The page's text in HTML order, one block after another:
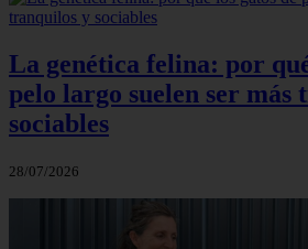
La genética felina: por
pelo largo suelen ser más
sociables
28/07/2026